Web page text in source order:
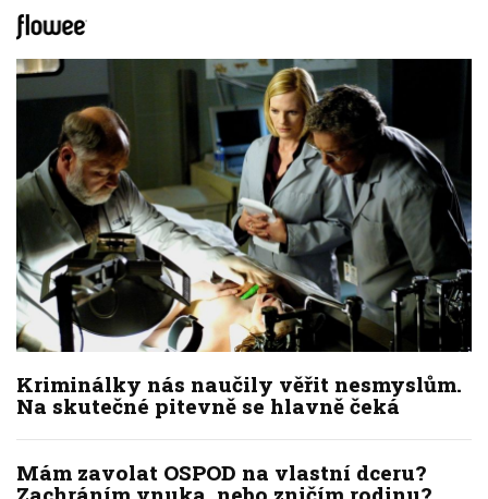
Kriminálky nás naučily věřit nesmyslům.
Na skutečné pitevně se hlavně čeká
Mám zavolat OSPOD na vlastní dceru?